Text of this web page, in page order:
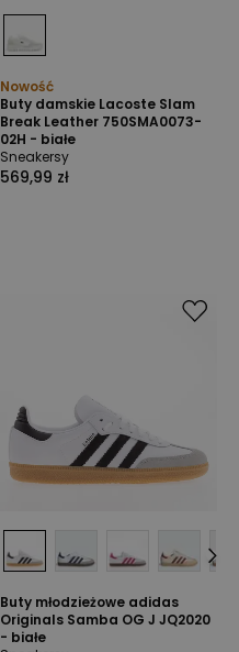
Nowość
Buty damskie Lacoste Slam
Break Leather 750SMA0073-
02H - białe
Sneakersy
569,99 zł
Buty młodzieżowe adidas
Originals Samba OG J JQ2020
- białe